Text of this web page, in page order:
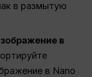
в размытую
в
в Nano